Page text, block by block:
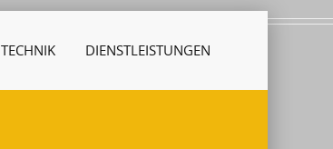
TECHNIK DIENSTLEISTUNGEN